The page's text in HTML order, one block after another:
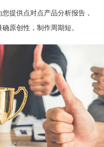
提供点对点产品分析报告，
原创性，制作周期短。